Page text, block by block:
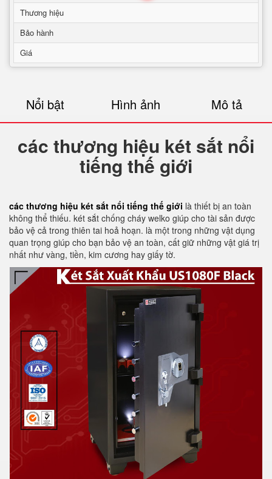
Thương hiệu
Bảo hành
Giá
Nổi bật Hình ảnh Mô tả
các thương hiệu két sắt nổi
tiếng thế giới
các thương hiệu két sắt nổi tiếng thế giới là thiết bị an toàn
không thể thiếu. két sắt chống cháy welko giúp cho tài sản được
bảo vệ cả trong thiên tai hoả hoạn. là một trong những vật dụng
quan trọng giúp cho bạn bảo vệ an toàn, cất giữ những vật giá trị
nhất như vàng, tiền, kim cương hay giấy tờ.